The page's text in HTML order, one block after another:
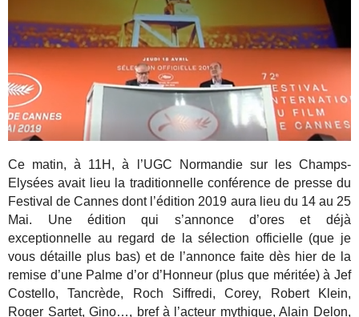
Ce matin, à 11H, à l’UGC Normandie sur les Champs-
Elysées avait lieu la traditionnelle conférence de presse du
Festival de Cannes dont l’édition 2019 aura lieu du 14 au 25
Mai. Une édition qui s’annonce d’ores et déjà
exceptionnelle au regard de la sélection officielle (que je
vous détaille plus bas) et de l’annonce faite dès hier de la
remise d’une Palme d’or d’Honneur (plus que méritée) à Jef
Costello, Tancrède, Roch Siffredi, Corey, Robert Klein,
Roger Sartet, Gino…, bref à l’acteur mythique, Alain Delon,